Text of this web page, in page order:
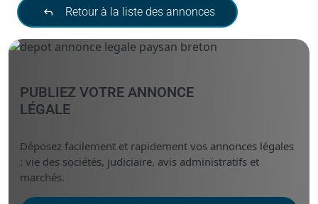
Retour à la liste des annonces
PUBLIEZ VOTRE ANNONCE
LÉGALE
Déposez facilement et rapidement vos annonces légales
: vie des sociétés, judiciaire, avis administratifs et
marchés.